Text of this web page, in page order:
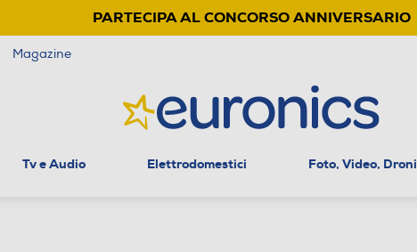
PARTECIPA AL CONCORSO ANNIVERSARIO
Magazine
Tv e Audio Elettrodomestici Foto, Video, Droni